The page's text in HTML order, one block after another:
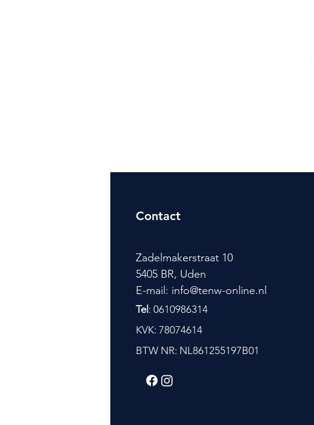
Contact
Zadelmakerstraat 10
5405 BR, Uden
E-mail: info@tenw-online.nl
Tel : 0610986314
KVK: 78074614
BTW NR: NL861255197B01